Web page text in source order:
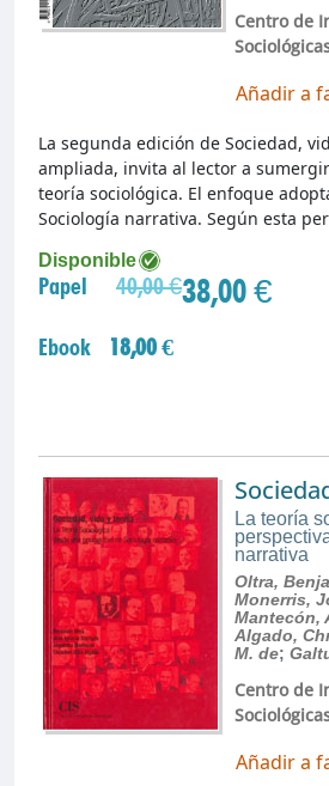
Centro de
Añadir a
Disponible
Papel 40,00 €38,00 €
Ebook 18,00 €
La segunda edición de Sociedad,
ampliada, invita al lector a
teoría sociológica. El enfoque
Sociología narrativa. Según esta
La teoría
narrativa
Oltra,
Monerris,
Mantecón,
Algado,
M. de;
Centro de
Añadir a